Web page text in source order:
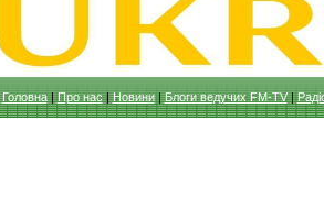
Головна|Про нас|Новини|Блоги ведучих FM-TV|